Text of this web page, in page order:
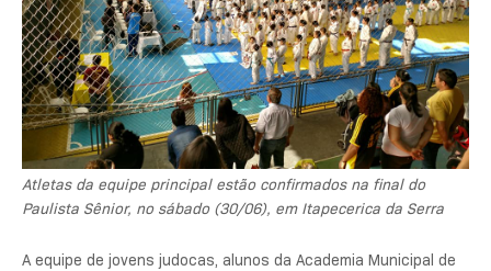
Atletas da equipe principal estão confirmados na final do
Paulista Sênior, no sábado (30/06), em Itapecerica da Serra
A equipe de jovens judocas, alunos da Academia Municipal de